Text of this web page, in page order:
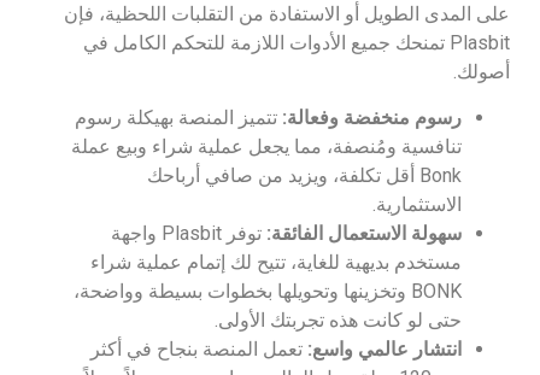
على المدى الطويل أو الاستفادة من التقلبات اللحظية، فإن
Plasbit تمنحك جميع الأدوات اللازمة للتحكم الكامل في
أصولك.
رسوم منخفضة وفعالة: تتميز المنصة بهيكلة رسوم
تنافسية ومُنصفة، مما يجعل عملية شراء وبيع عملة
Bonk أقل تكلفة، ويزيد من صافي أرباحك
الاستثمارية.
سهولة الاستعمال الفائقة:
توفر Plasbit واجهة
مستخدم بديهية للغاية، تتيح لك إتمام عملية شراء
BONK وتخزينها وتحويلها بخطوات بسيطة وواضحة،
حتى لو كانت هذه تجربتك الأولى.
انتشار عالمي واسع: تعمل المنصة بنجاح في أكثر